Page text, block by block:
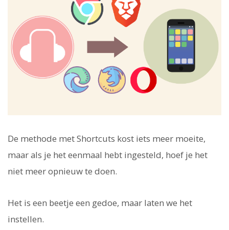
De methode met Shortcuts kost iets meer moeite,
maar als je het eenmaal hebt ingesteld, hoef je het
niet meer opnieuw te doen.
Het is een beetje een gedoe, maar laten we het
instellen.